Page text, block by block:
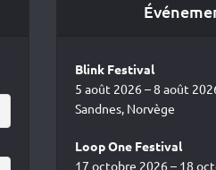
Blink Festival
5 août 2026 – 8 août
Sandnes, Norvège
Loop One Festival
17 octobre 2026 – 18